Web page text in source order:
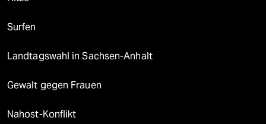
Surfen
Landtagswahl in Sachsen-Anhalt
Gewalt gegen Frauen
Nahost-Konflikt